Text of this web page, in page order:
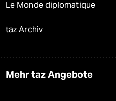
Le Monde diplomatique
taz Archiv
Mehr taz Angebote